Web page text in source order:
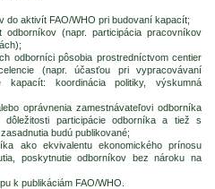
do aktivít FAO/WHO pri budovaní kapacít;
odborníkov (napr. participácia pracovníkov
odborníci pôsobia prostredníctvom centier
(napr. účasťou pri vypracovávaní
kapacít: koordinácia politiky, výskumná
oprávnenia zamestnávateľovi odborníka
participácie odborníka a tiež s
budú publikované;
ako ekvivalentu ekonomického prínosu
poskytnutie odborníkov bez nároku na
k publikáciám FAO/WHO.